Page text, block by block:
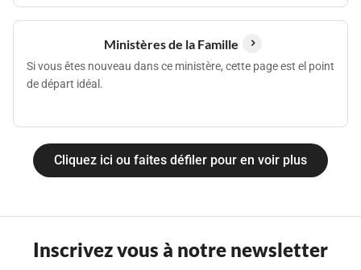
Ministères de la Famille
Si vous êtes nouveau dans ce ministère, cette page est el point
de départ idéal.
Cliquez ici ou faites défiler pour en voir plus
Inscrivez vous à notre newsletter